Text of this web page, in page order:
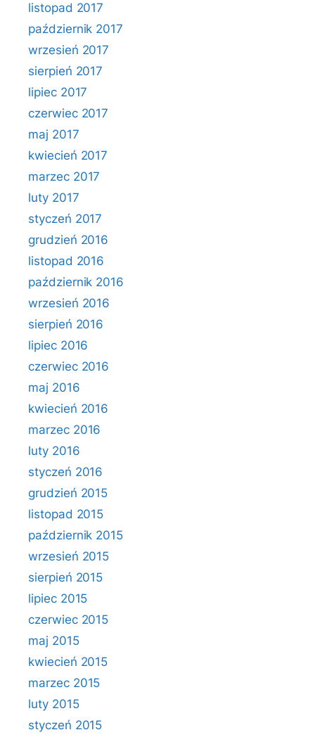
listopad 2017
październik 2017
wrzesień 2017
sierpień 2017
lipiec 2017
czerwiec 2017
maj 2017
kwiecień 2017
marzec 2017
luty 2017
styczeń 2017
grudzień 2016
listopad 2016
październik 2016
wrzesień 2016
sierpień 2016
lipiec 2016
czerwiec 2016
maj 2016
kwiecień 2016
marzec 2016
luty 2016
styczeń 2016
grudzień 2015
listopad 2015
październik 2015
wrzesień 2015
sierpień 2015
lipiec 2015
czerwiec 2015
maj 2015
kwiecień 2015
marzec 2015
luty 2015
styczeń 2015